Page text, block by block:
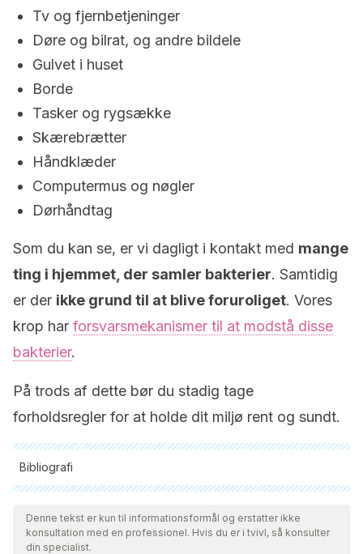
Tv og fjernbetjeninger
Døre og bilrat, og andre bildele
Gulvet i huset
Borde
Tasker og rygsække
Skærebrætter
Håndklæder
Computermus og nøgler
Dørhåndtag
Som du kan se, er vi dagligt i kontakt med mange
ting i hjemmet, der samler bakterier. Samtidig
er der ikke grund til at blive foruroliget. Vores
krop har forsvarsmekanismer til at modstå disse
bakterier.
På trods af dette bør du stadig tage
forholdsregler for at holde dit miljø rent og sundt.
Bibliografi
Alle citerede kilder blev grundigt gennemgået af vores team
for at sikre deres kvalitet, pålidelighed, aktualitet og validitet.
Bibliografien i denne artikel blev betragtet som pålidelig og af
Denne tekst er kun til informationsformål og erstatter ikke
konsultation med en professionel. Hvis du er i tvivl, så konsulter
din specialist.